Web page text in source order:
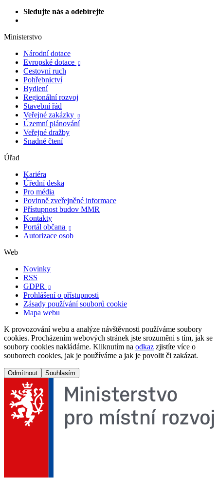
Sledujte nás a odebírejte
Ministerstvo
Národní dotace
Evropské dotace

Cestovní ruch
Pohřebnictví
Bydlení
Regionální rozvoj
Stavební řád
Veřejné zakázky

Územní plánování
Veřejné dražby
Snadné čtení
Úřad
Kariéra
Úřední deska
Pro média
Povinně zveřejněné informace
Přístupnost budov MMR
Kontakty
Portál občana

Autorizace osob
Web
Novinky
RSS
GDPR

Prohlášení o přístupnosti
Zásady používání souborů cookie
Mapa webu
K provozování webu a analýze návštěvnosti používáme soubory
cookies. Procházením webových stránek jste srozuměni s tím, jak se
soubory cookies nakládáme. Kliknutím na odkaz zjistíte více o
souborech cookies, jak je používáme a jak je povolit či zakázat.
Odmítnout Souhlasím